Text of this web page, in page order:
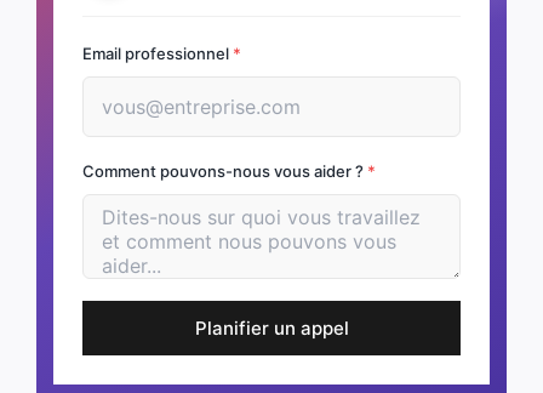
Email professionnel *
Comment pouvons-nous vous aider ? *
Planifier un appel